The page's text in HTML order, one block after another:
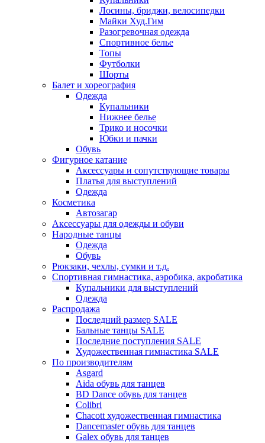
Лосины, бриджи, велосипедки
Майки Худ.Гим
Разогревочная одежда
Спортивное белье
Топы
Футболки
Шорты
Балет и хореография
Одежда
Купальники
Нижнее белье
Трико и носочки
Юбки и пачки
Обувь
Фигурное катание
Аксессуары и сопутствующие товары
Платья для выступлений
Одежда
Косметика
Автозагар
Аксессуары для одежды и обуви
Народные танцы
Одежда
Обувь
Рюкзаки, чехлы, сумки и т.д.
Спортивная гимнастика, аэробика, акробатика
Купальники для выступлений
Одежда
Распродажа
Последний размер SALE
Бальные танцы SALE
Последние поступления SALE
Художественная гимнастика SALE
По производителям
Asgard
Аida обувь для танцев
BD Dance обувь для танцев
Colibri
Chacott художественная гимнастика
Dancemaster обувь для танцев
Galex обувь для танцев